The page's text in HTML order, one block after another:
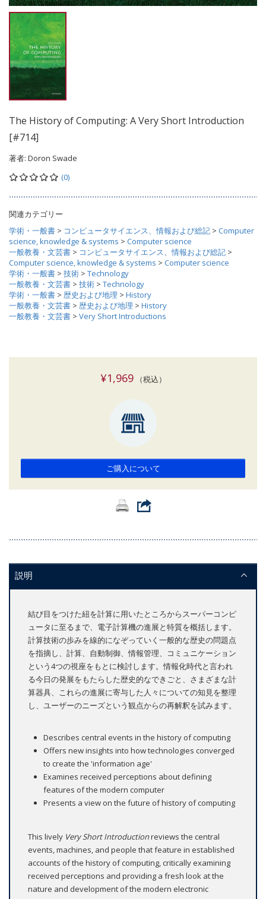
The History of Computing: A Very Short Introduction
[#714]
著者: Doron Swade
(0)
関連カテゴリー
学術・一般書 > コンピュータサイエンス、情報および総記 > Computer
science, knowledge & systems > Computer science
一般教養・文芸書 > コンピュータサイエンス、情報および総記 >
Computer science, knowledge & systems > Computer science
学術・一般書 > 技術 > Technology
一般教養・文芸書 > 技術 > Technology
学術・一般書 > 歴史および地理 > History
一般教養・文芸書 > 歴史および地理 > History
一般教養・文芸書 > Very Short Introductions
¥1,969（税込）
ご購入について
説明
結び目をつけた紐を計算に用いたところからスーパーコンピ
ュータに至るまで、電子計算機の進展と特質を概括します。
計算技術の歩みを線的になぞっていく一般的な歴史の問題点
を指摘し、計算、自動制御、情報管理、コミュニケーション
という4つの視座をもとに検討します。情報化時代と言われ
る今日の発展をもたらした歴史的なできごと、さまざまな計
算器具、これらの進展に寄与した人々についての知見を整理
し、ユーザーのニーズという観点からの再解釈を試みます。
Describes central events in the history of computing
Offers new insights into how technologies converged
to create the 'information age'
Examines received perceptions about defining
features of the modern computer
Presents a view on the future of history of computing
This lively Very Short Introductionreviews the central
events, machines, and people that feature in established
accounts of the history of computing, critically examining
received perceptions and providing a fresh look at the
nature and development of the modern electronic